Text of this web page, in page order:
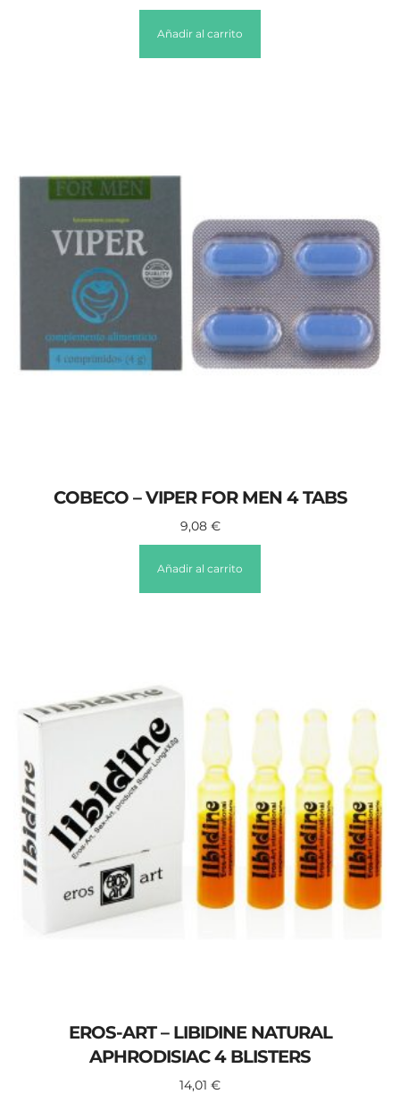
Añadir al carrito
COBECO – VIPER FOR MEN 4 TABS
9,08 €
Añadir al carrito
EROS-ART – LIBIDINE NATURAL
APHRODISIAC 4 BLISTERS
14,01 €